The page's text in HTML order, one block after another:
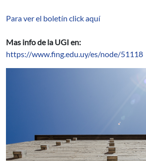
Para ver el boletín click aquí
Mas info de la UGI en:
https://www.fing.edu.uy/es/node/51118